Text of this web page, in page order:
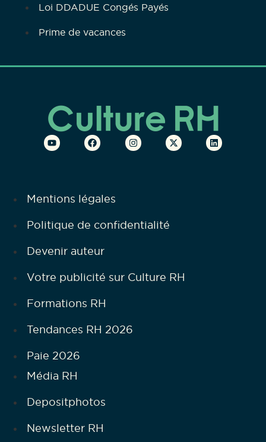
Loi DDADUE Congés Payés
Prime de vacances
Mentions légales
Politique de confidentialité
Devenir auteur
Votre publicité sur Culture RH
Formations RH
Tendances RH 2026
Paie 2026
Média RH
Depositphotos
Newsletter RH